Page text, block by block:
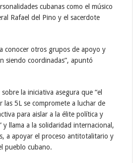
cubanas como el músico
Rafael del Pino y el sacerdote
conocer otros grupos de apoyo y
siendo coordinadas”, apuntó
la iniciativa asegura que “el
5L se compromete a luchar de
para aislar a la élite política y
llama a la solidaridad internacional,
a apoyar el proceso antitotalitario y
pueblo cubano.